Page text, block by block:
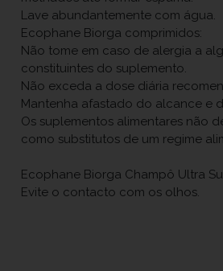
Lave abundantemente com água.
Ecophane Biorga comprimidos:
Não tome em caso de alergia a
constituintes do suplemento.
Não exceda a dose diária
Mantenha afastado do alcance e
Os suplementos alimentares não
como substitutos de um regime
Ecophane Biorga Champô Ultra
Evite o contacto com os olhos.